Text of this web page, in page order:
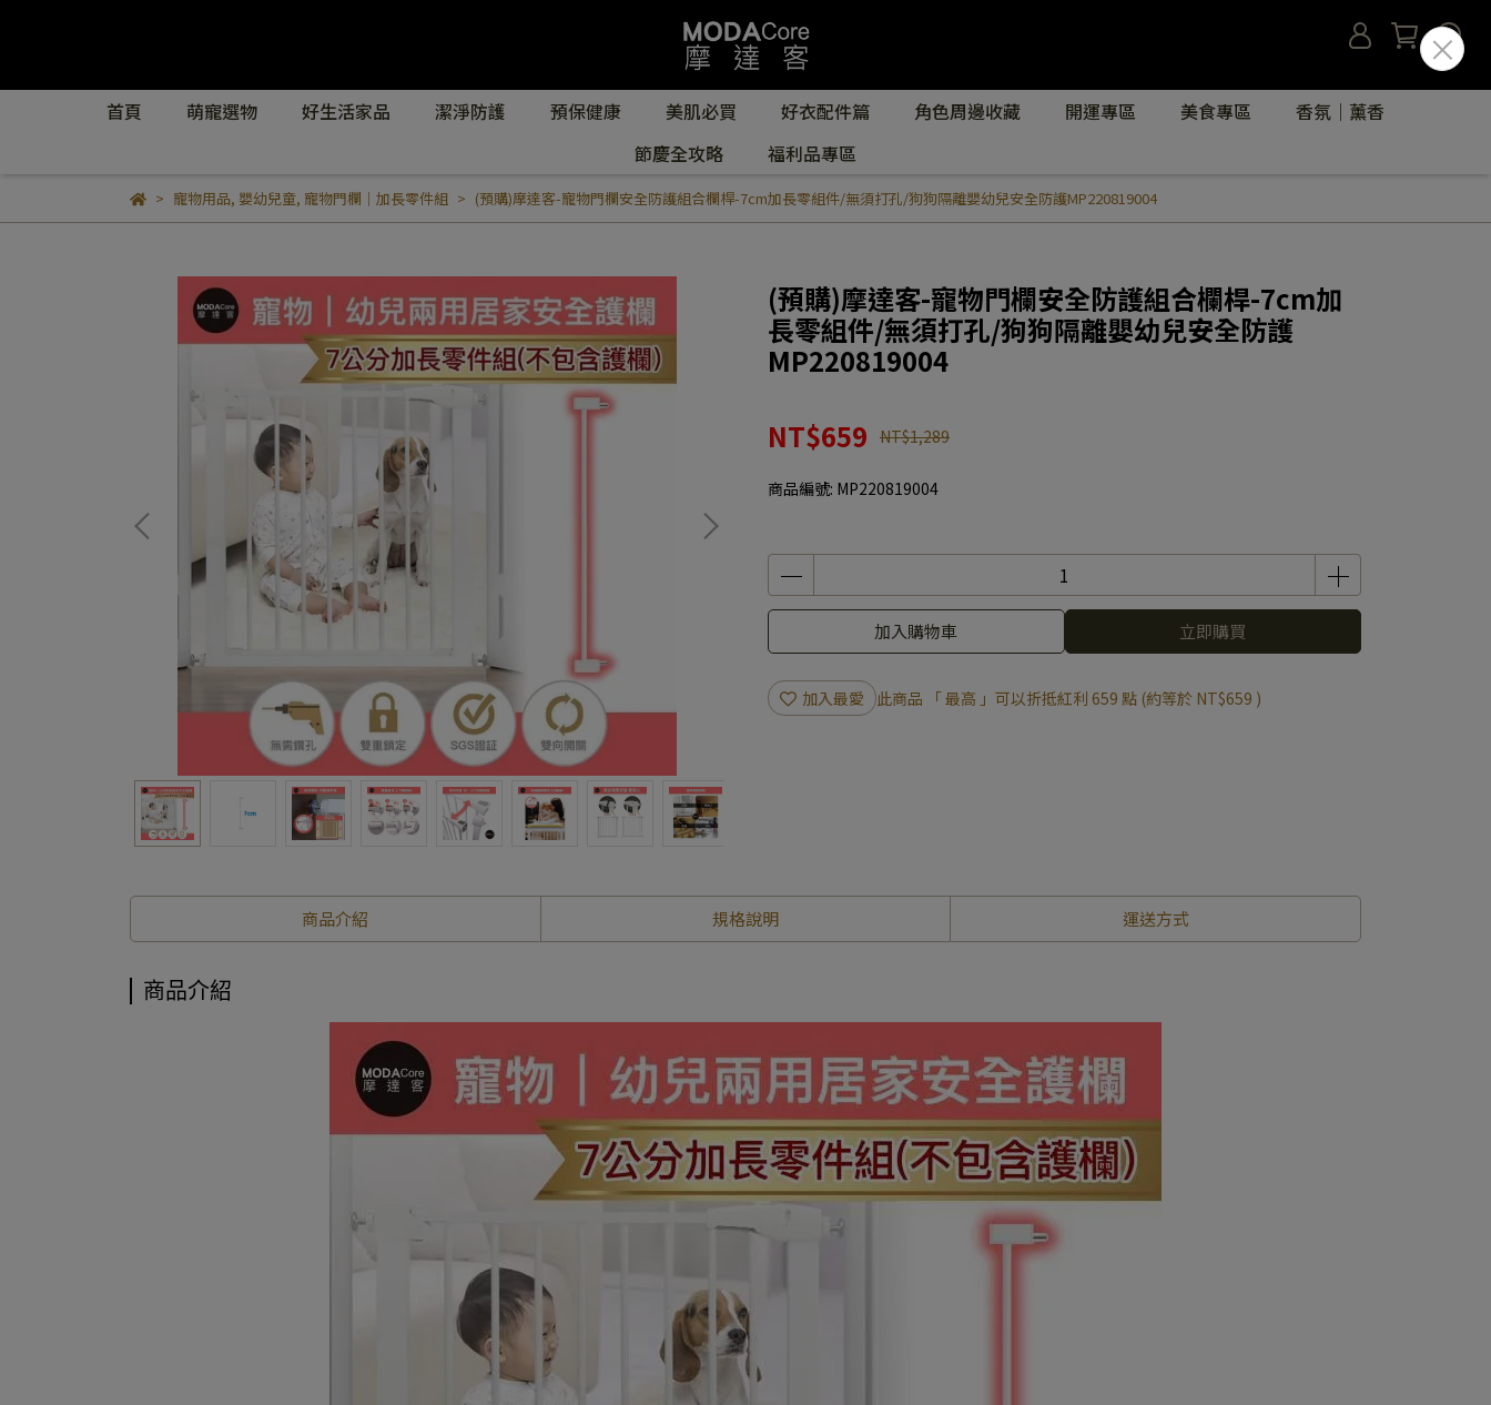
首頁 萌寵選物 好生活家品 潔淨防護 預保健康 美肌必買 好衣配件篇 角色周邊收藏 開運專區 美食專區
香氛｜薰香
節慶全攻略
福利品專區
寵物用品, 嬰幼兒童, 寵物門欄｜加長零件組 (預購)摩達客-寵物門欄安全防護組合欄桿-7cm加長零組件/無須打孔/狗狗隔離嬰幼兒安全防護MP220819004
(預購)摩達客-寵物門欄安全防護組合欄桿-7cm加
長零組件/無須打孔/狗狗隔離嬰幼兒安全防護
MP220819004
NT$659 NT$1,289
商品編號: MP220819004
加入購物車 立即購買
加入最愛 此商品 「 最高 」可以折抵紅利 659 點 (約等於 NT$659 )
商品介紹 規格說明 運送方式
商品介紹